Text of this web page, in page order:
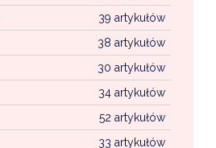
39 artykułów
38 artykułów
30 artykułów
34 artykułów
52 artykułów
33 artykułów